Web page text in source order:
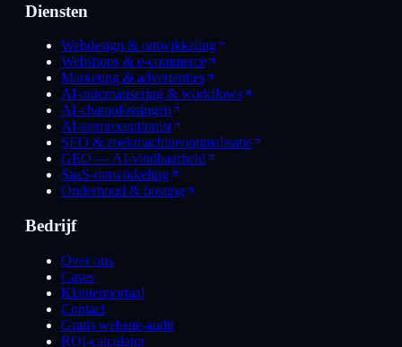
Diensten
Webdesign & ontwikkeling
Webshops & e-commerce
Marketing & advertenties
AI-automatisering & workflows
AI-chatoplossingen
AI-stemreceptionist
SEO & zoekmachineoptimalisatie
GEO — AI-vindbaarheid
SaaS-ontwikkeling
Onderhoud & hosting
Bedrijf
Over ons
Cases
Klantenportaal
Contact
Gratis website-audit
ROI-calculator